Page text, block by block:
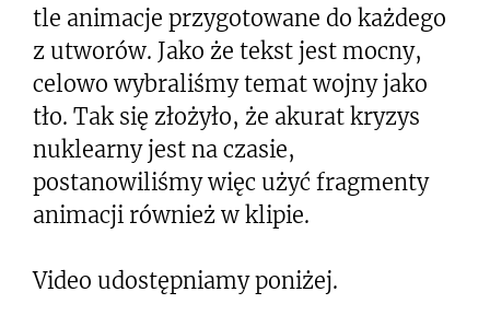
tle animacje przygotowane do każdego
z utworów. Jako że tekst jest mocny,
celowo wybraliśmy temat wojny jako
tło. Tak się złożyło, że akurat kryzys
nuklearny jest na czasie,
postanowiliśmy więc użyć fragmenty
animacji również w klipie.
Video udostępniamy poniżej.